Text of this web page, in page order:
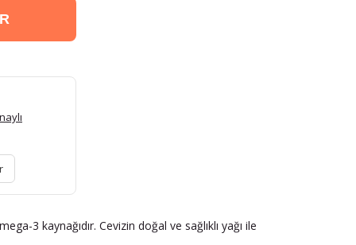
3 kaynağıdır. Cevizin doğal ve sağlıklı yağı ile